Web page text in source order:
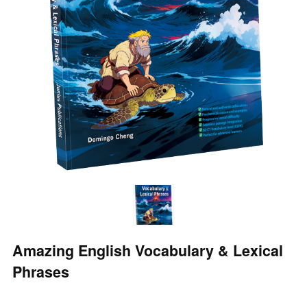
Amazing English Vocabulary & Lexical
Phrases